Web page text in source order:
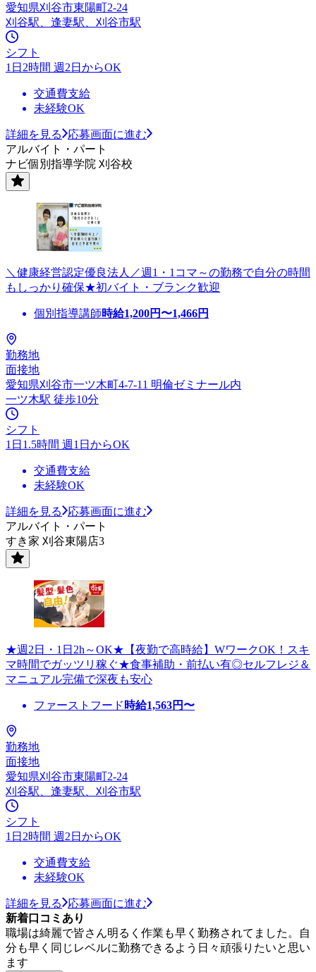
愛知県刈谷市東陽町2-24
刈谷駅、逢妻駅、刈谷市駅
シフト
1日2時間 週2日からOK
交通費支給
未経験OK
詳細を見る
応募画面に進む
アルバイト・パート
ナビ個別指導学院 刈谷校
＼健康経営認定優良法人／週1・1コマ～の勤務で自分の時間
もしっかり確保★初バイト・ブランク歓迎
個別指導講師時給1,200円〜1,466円
勤務地
面接地
愛知県刈谷市一ツ木町4-7-11 明倫ゼミナール内
一ツ木駅 徒歩10分
シフト
1日1.5時間 週1日からOK
交通費支給
未経験OK
詳細を見る
応募画面に進む
アルバイト・パート
すき家 刈谷東陽店3
★週2日・1日2h～OK★【夜勤で高時給】WワークOK！スキ
マ時間でガッツリ稼ぐ★食事補助・前払い有◎セルフレジ＆
マニュアル完備で深夜も安心
ファーストフード 時給1,563円〜
勤務地
面接地
愛知県刈谷市東陽町2-24
刈谷駅、逢妻駅、刈谷市駅
シフト
1日2時間 週2日からOK
交通費支給
未経験OK
詳細を見る
応募画面に進む
新着口コミあり
職場は綺麗で皆さん明るく作業も早く勤務されてました。自
分も早く同じレベルに勤務できるよう日々頑張りたいと思い
ます